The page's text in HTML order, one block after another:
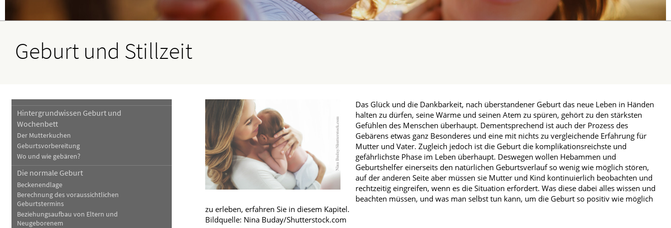
Schmerz- und Schlafmedizin
Geburt und Stillzeit
Hintergrundwissen Geburt und
Wochenbett
Der Mutterkuchen
Geburtsvorbereitung
Wo und wie gebären?
Die normale Geburt
Beckenendlage
Berechnung des voraussichtlichen
Geburtstermins
Beziehungsaufbau von Eltern und
Neugeborenem
Das Glück und die Dankbarkeit, nach überstandener Geburt das neue Leben in Händen
halten zu dürfen, seine Wärme und seinen Atem zu spüren, gehört zu den stärksten
Gefühlen des Menschen überhaupt. Dementsprechend ist auch der Prozess des
Gebärens etwas ganz Besonderes und eine mit nichts zu vergleichende Erfahrung für
Mutter und Vater. Zugleich jedoch ist die Geburt die komplikationsreichste und
gefährlichste Phase im Leben überhaupt. Deswegen wollen Hebammen und
Geburtshelfer einerseits den natürlichen Geburtsverlauf so wenig wie möglich stören,
auf der anderen Seite aber müssen sie Mutter und Kind kontinuierlich beobachten und
rechtzeitig eingreifen, wenn es die Situation erfordert. Was diese dabei alles wissen und
beachten müssen, und was man selbst tun kann, um die Geburt so positiv wie möglich
zu erleben, erfahren Sie in diesem Kapitel.
Bildquelle: Nina Buday/Shutterstock.com